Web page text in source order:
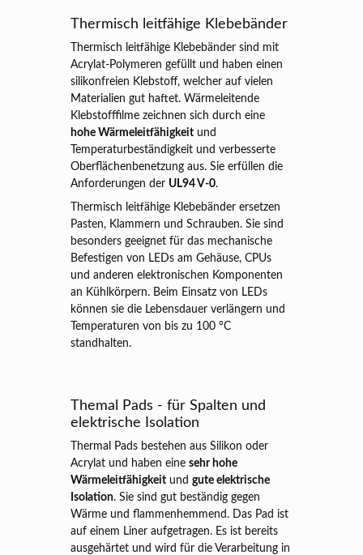
Thermisch leitfähige Klebebänder
Thermisch leitfähige Klebebänder sind mit
Acrylat-Polymeren gefüllt und haben einen
silikonfreien Klebstoff, welcher auf vielen
Materialien gut haftet. Wärmeleitende
Klebstofffilme zeichnen sich durch eine
hohe Wärmeleitfähigkeit und
Temperaturbeständigkeit und verbesserte
Oberflächenbenetzung aus. Sie erfüllen die
Anforderungen der UL94 V-0.
Thermisch leitfähige Klebebänder ersetzen
Pasten, Klammern und Schrauben. Sie sind
besonders geeignet für das mechanische
Befestigen von LEDs am Gehäuse, CPUs
und anderen elektronischen Komponenten
an Kühlkörpern. Beim Einsatz von LEDs
können sie die Lebensdauer verlängern und
Temperaturen von bis zu 100 °C
standhalten.
Themal Pads - für Spalten und
elektrische Isolation
Thermal Pads bestehen aus Silikon oder
Acrylat und haben einesehr hohe
Wärmeleitfähigkeit undgute elektrische
Isolation. Sie sind gut beständig gegen
Wärme und flammenhemmend. Das Pad ist
auf einem Liner aufgetragen. Es ist bereits
ausgehärtet und wird für die Verarbeitung in